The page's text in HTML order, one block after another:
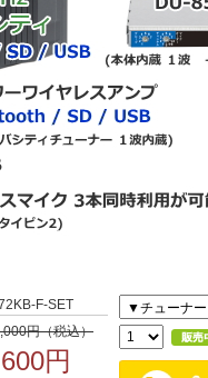
F-SET
円（税込）
円